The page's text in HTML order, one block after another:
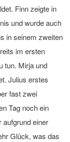
Finn zeigte in
und wurde auch
in seinem zweiten
im ersten
tun. Mirja und
Julius erstes
fast zwei
Tag noch ein
einer
Glück, was das